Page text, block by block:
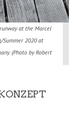
at the Marcel
Summer 2020 at
(Photo by Robert